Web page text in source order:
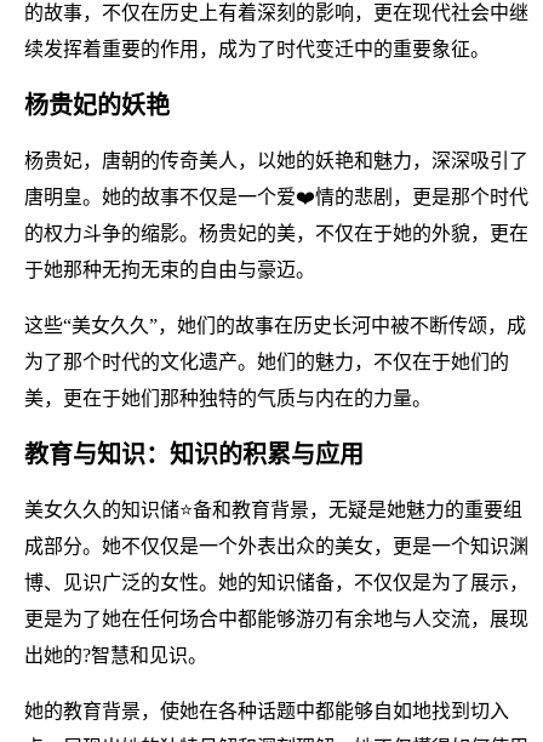
的故事，不仅在历史上有着深刻的影响，更在现代社会中继
续发挥着重要的作用，成为了时代变迁中的重要象征。
杨贵妃的妖艳
杨贵妃，唐朝的传奇美人，以她的妖艳和魅力，深深吸引了
唐明皇。她的故事不仅是一个爱❤️情的悲剧，更是那个时代
的权力斗争的缩影。杨贵妃的美，不仅在于她的外貌，更在
于她那种无拘无束的自由与豪迈。
这些“美女久久”，她们的故事在历史长河中被不断传颂，成
为了那个时代的文化遗产。她们的魅力，不仅在于她们的
美，更在于她们那种独特的气质与内在的力量。
教育与知识：知识的积累与应用
美女久久的知识储⭐备和教育背景，无疑是她魅力的重要组
成部分。她不仅仅是一个外表出众的美女，更是一个知识渊
博、见识广泛的女性。她的知识储备，不仅仅是为了展示，
更是为了她在任何场合中都能够游刃有余地与人交流，展现
出她的?智慧和见识。
她的教育背景，使她在各种话题中都能够自如地找到切入